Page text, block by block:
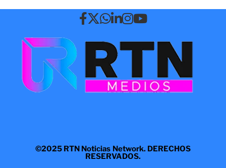
©2025 RTN Noticias Network. DERECHOS
RESERVADOS.